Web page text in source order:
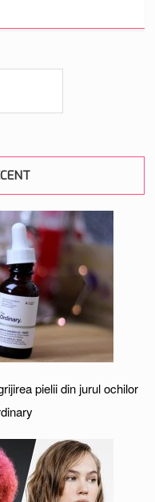
pielii din jurul ochilor